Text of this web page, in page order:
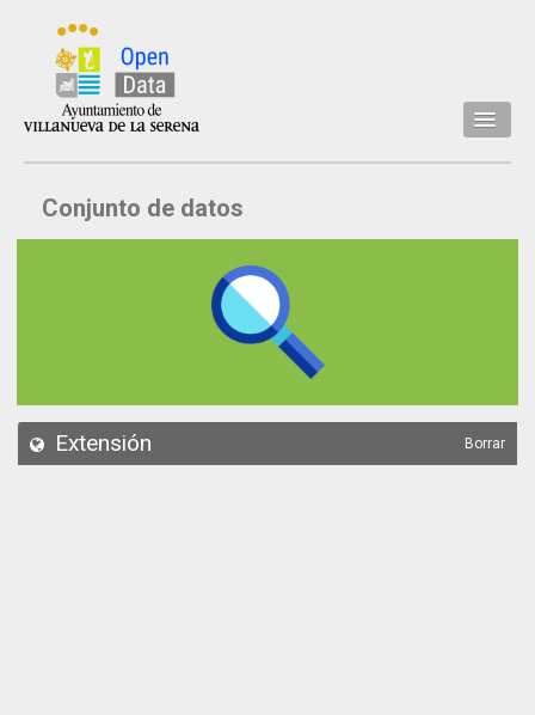
Inicio
Datos
API
Conjunto de datos
Extensión Borrar